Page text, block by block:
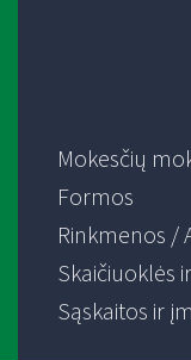
Mokesčių
Formos
Rinkmenos /
Skaičiuoklės
Sąskaitos ir